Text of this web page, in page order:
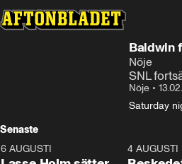
Baldwin
Nöje
SNL
Nöje •
Saturday
Senaste
1:04
6 AUGUSTI 4 AUGUSTI